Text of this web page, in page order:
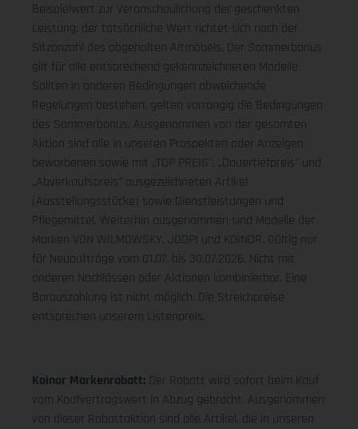
Beispielwert zur Veranschaulichung der geschenkten
Leistung; der tatsächliche Wert richtet sich nach der
Sitzanzahl des abgeholten Altmöbels. Der Sommerbonus
gilt für alle entsprechend gekennzeichneten Modelle.
Sollten in anderen Bedingungen abweichende
Regelungen bestehen, gelten vorrangig die Bedingungen
des Sommerbonus. Ausgenommen von der gesamten
Aktion sind alle in unseren Prospekten oder Anzeigen
beworbenen sowie mit „TOP PREIS", „Dauertiefpreis" und
„Abverkaufspreis" ausgezeichneten Artikel
(Ausstellungsstücke) sowie Dienstleistungen und
Pflegemittel. Weiterhin ausgenommen sind Modelle der
Marken VON WILMOWSKY, JOOP! und KOINOR. Gültig nur
für Neuaufträge vom 01.07. bis 30.07.2026. Nicht mit
anderen Nachlässen oder Aktionen kombinierbar. Eine
Barauszahlung ist nicht möglich. Die Streichpreise
entsprechen unserem Listenpreis.
Koinor Markenrabatt: Der Rabatt wird sofort beim Kauf
vom Kaufvertragswert in Abzug gebracht. Ausgenommen
von dieser Rabattaktion sind alle Artikel, die in unseren